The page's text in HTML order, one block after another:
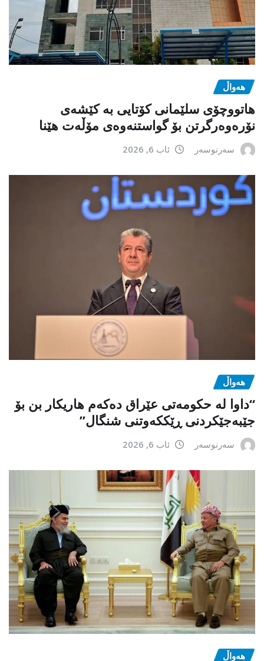
هەواڵ
هاتووچۆی سلێمانی کۆتایی بە کێشەی
نۆرەوەرگرتن بۆ گواستنەوەی مۆڵەت هێنا
سەرنوسەر ئاب 6, 2026
هەواڵ
“داوا لە حكومەتی عێراق دەكەم هاریكار بن بۆ
جێبەجێكردنی ڕێككەوتنی شنگال”
سەرنوسەر ئاب 6, 2026
هەواڵ